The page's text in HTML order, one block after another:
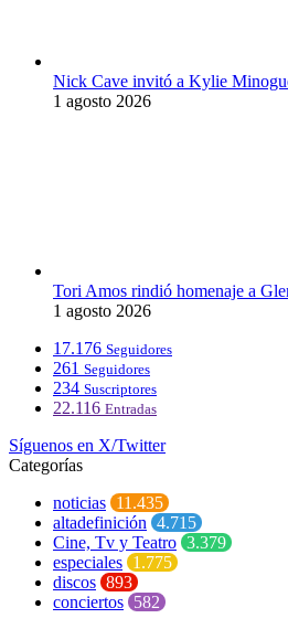
Nick Cave invitó a Kylie
1 agosto 2026
Tori Amos rindió homenaje a
1 agosto 2026
17.176 Seguidores
261 Seguidores
234 Suscriptores
22.116 Entradas
Síguenos en X/Twitter
Categorías
noticias 11.435
altadefinición 4.715
Cine, Tv y Teatro 3.379
especiales 1.775
discos 893
conciertos 582